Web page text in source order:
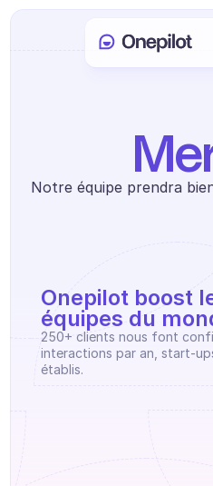
KYC
PRODUITS
Prendre
Notre équipe prendra
Onepilot boost
équipes du
250+ clients nous font
interactions par an, start-
établis.